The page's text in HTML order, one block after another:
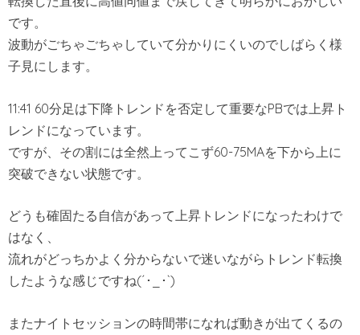
です。
波動がごちゃごちゃしていて分かりにくいのでしばらく様
子見にします。
11:41 60分足は下降トレンドを否定して重要なPBでは上昇ト
レンドになっています。
ですが、その割には全然上ってこず60-75MAを下から上に
突破できない状態です。
どうも確固たる自信があって上昇トレンドになったわけで
はなく、
流れがどっちかよく分からないで迷いながらトレンド転換
したような感じですね(´･_･`)
またナイトセッションの時間帯になれば動きが出てくるの